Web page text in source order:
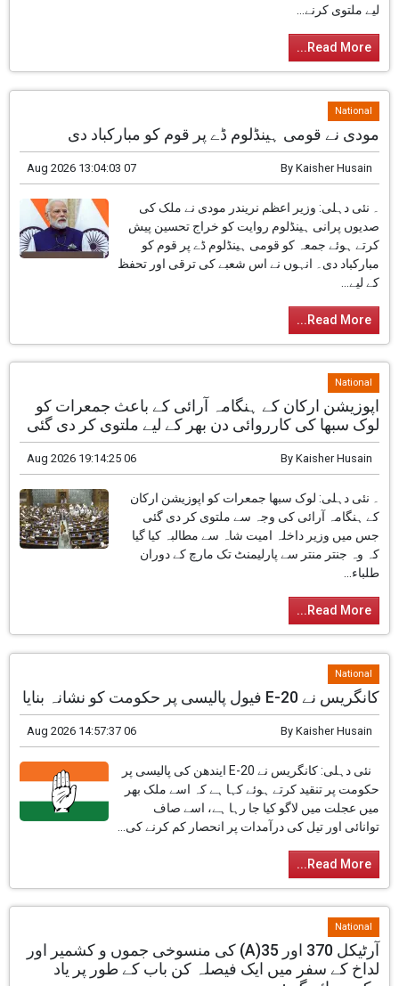
لیے ملتوی کرنے...
Read More...
National
مودی نے قومی ہینڈلوم ڈے پر قوم کو مبارکباد دی
07 Aug 2026 13:04:03 By Kaisher Husain
۔ نئی دہلی: وزیر اعظم نریندر مودی نے ملک کی
صدیوں پرانی ہینڈلوم روایت کو خراج تحسین پیش
کرتے ہوئے جمعہ کو قومی ہینڈلوم ڈے پر قوم کو
مبارکباد دی۔ انہوں نے اس شعبے کی ترقی اور تحفظ
کے لیے...
Read More...
National
اپوزیشن ارکان کے ہنگامہ آرائی کے باعث جمعرات کو
لوک سبھا کی کارروائی دن بھر کے لیے ملتوی کر دی گئی
06 Aug 2026 19:14:25 By Kaisher Husain
۔ نئی دہلی: لوک سبھا جمعرات کو اپوزیشن ارکان
کے ہنگامہ آرائی کی وجہ سے ملتوی کر دی گئی
جس میں وزیر داخلہ امیت شاہ سے مطالبہ کیا گیا
کہ وہ جنتر منتر سے پارلیمنٹ تک مارچ کے دوران
طلباء...
Read More...
National
کانگریس نے E-20 فیول پالیسی پر حکومت کو نشانہ بنایا
06 Aug 2026 14:57:37 By Kaisher Husain
نئی دہلی: کانگریس نے E-20 ایندھن کی پالیسی پر
حکومت پر تنقید کرتے ہوئے کہا ہے کہ اسے ملک بھر
میں عجلت میں لاگو کیا جا رہا ہے، اسے صاف
توانائی اور تیل کی درآمدات پر انحصار کم کرنے کی...
Read More...
National
آرٹیکل 370 اور 35(A) کی منسوخی جموں و کشمیر اور
لداخ کے سفر میں ایک فیصلہ کن باب کے طور پر یاد